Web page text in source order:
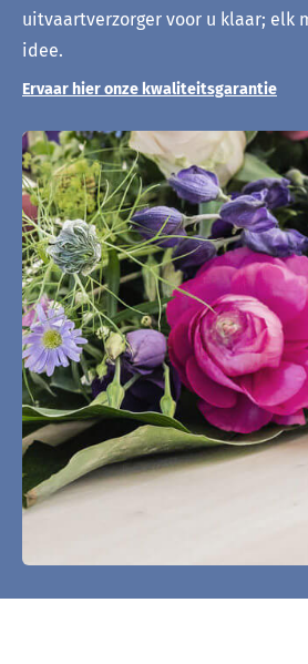
uitvaartverzorger voor u klaar; elk
idee.
Ervaar hier onze kwaliteitsgarantie